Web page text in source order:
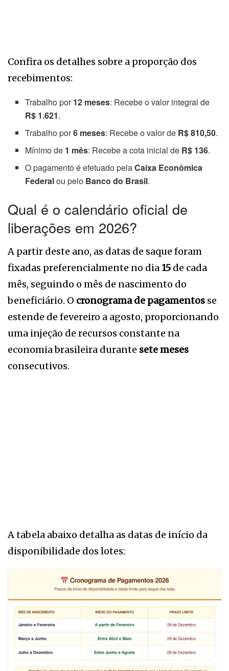
Confira os detalhes sobre a proporção dos
recebimentos:
Trabalho por12 meses: Recebe o valor integral de
R$ 1.621.
Trabalho por6 meses: Recebe o valor de R$ 810,50.
Mínimo de 1 mês: Recebe a cota inicial de R$ 136.
O pagamento é efetuado pelaCaixa Econômica
Federalou pelo Banco do Brasil.
Qual é o calendário oficial de
liberações em 2026?
A partir deste ano, as datas de saque foram
fixadas preferencialmente no dia 15 de cada
mês, seguindo o mês de nascimento do
beneficiário. O cronograma de pagamentos se
estende de fevereiro a agosto, proporcionando
uma injeção de recursos constante na
economia brasileira durante sete meses
consecutivos.
A tabela abaixo detalha as datas de início da
disponibilidade dos lotes: